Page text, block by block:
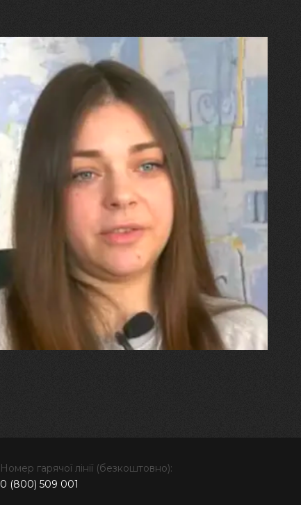
27.07.2026
"Я перенесла 11 операцій, та
плакала від фантомного
болю. Але маленька донька
бере за руку і змушує йти
далі"
Номер гарячої лінії (безкоштовно):
0 (800) 509 001